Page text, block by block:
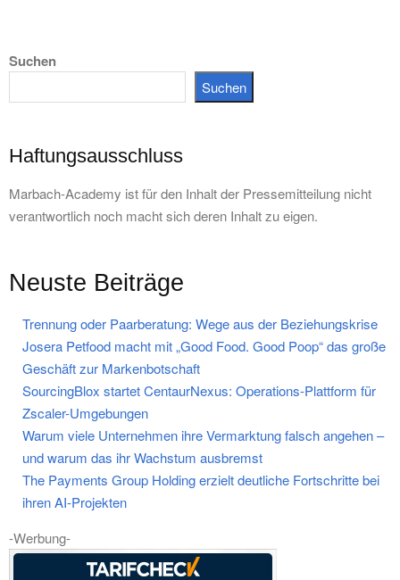
Suchen
Suchen
Haftungsausschluss
Marbach-Academy ist für den Inhalt der Pressemitteilung nicht
verantwortlich noch macht sich deren Inhalt zu eigen.
Neuste Beiträge
Trennung oder Paarberatung: Wege aus der Beziehungskrise
Josera Petfood macht mit „Good Food. Good Poop“ das große
Geschäft zur Markenbotschaft
SourcingBlox startet CentaurNexus: Operations-Plattform für
Zscaler-Umgebungen
Warum viele Unternehmen ihre Vermarktung falsch angehen –
und warum das ihr Wachstum ausbremst
The Payments Group Holding erzielt deutliche Fortschritte bei
ihren AI-Projekten
-Werbung-